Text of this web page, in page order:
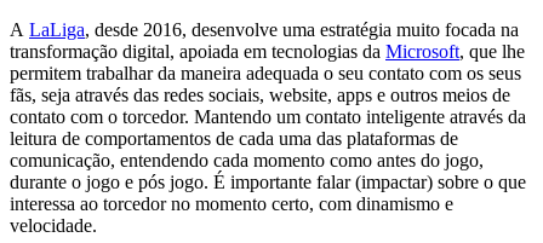
A LaLiga, desde 2016, desenvolve uma estratégia muito focada na
transformação digital, apoiada em tecnologias da Microsoft, que lhe
permitem trabalhar da maneira adequada o seu contato com os seus
fãs, seja através das redes sociais, website, apps e outros meios de
contato com o torcedor. Mantendo um contato inteligente através da
leitura de comportamentos de cada uma das plataformas de
comunicação, entendendo cada momento como antes do jogo,
durante o jogo e pós jogo. É importante falar (impactar) sobre o que
interessa ao torcedor no momento certo, com dinamismo e
velocidade.